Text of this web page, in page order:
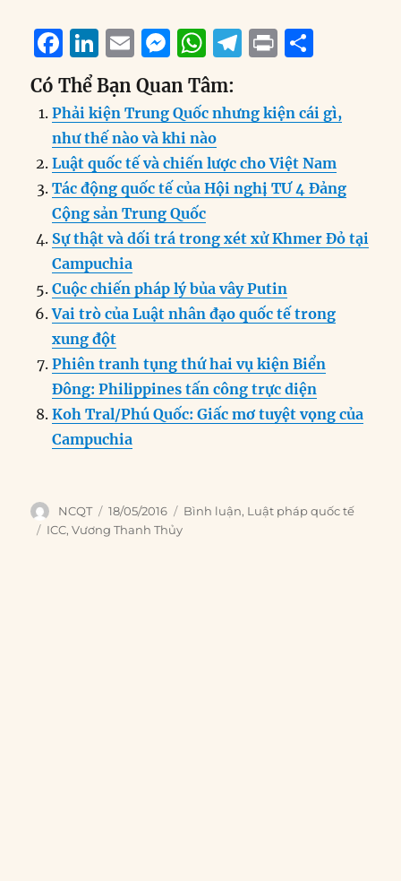
F
a
c
e
b
o
o
k
Li
n
k
e
d
I
n
E
m
ai
l
M
e
ss
e
n
g
er
W
h
at
s
A
p
T
e
g
r
a
P
n
t
a
re
Có Thể Bạn Quan Tâm:
Phải kiện Trung Quốc nhưng kiện cái gì,
như thế nào và khi nào
Luật quốc tế và chiến lược cho Việt Nam
Tác động quốc tế của Hội nghị TƯ 4 Đảng
Cộng sản Trung Quốc
Sự thật và dối trá trong xét xử Khmer Đỏ tại
Campuchia
Cuộc chiến pháp lý bủa vây Putin
Vai trò của Luật nhân đạo quốc tế trong
xung đột
Phiên tranh tụng thứ hai vụ kiện Biển
Đông: Philippines tấn công trực diện
Koh Tral/Phú Quốc: Giấc mơ tuyệt vọng của
Campuchia
Author
NCQT
Posted
on
18/05/2016 Categories
Bình luận, Luật pháp quốc tế
Tags
ICC,Vương Thanh Thủy